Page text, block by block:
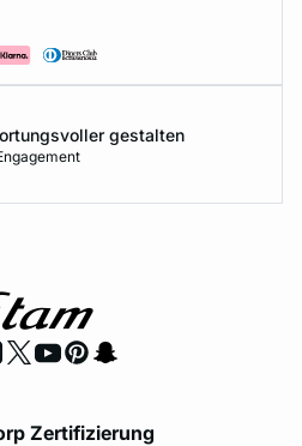
gestalten
Zertifizierung